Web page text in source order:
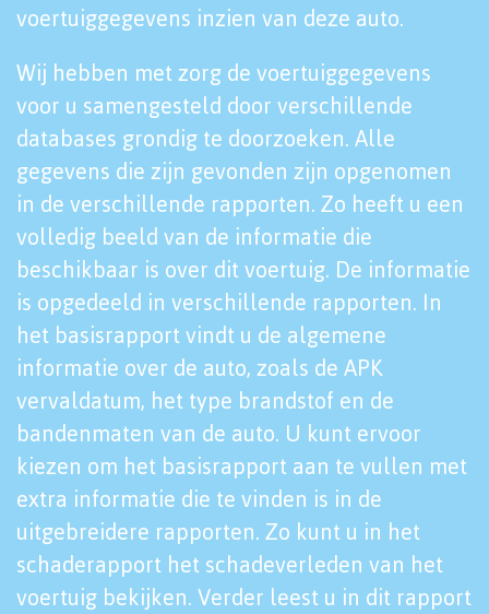
voertuiggegevens inzien van deze auto.
Wij hebben met zorg de voertuiggegevens
voor u samengesteld door verschillende
databases grondig te doorzoeken. Alle
gegevens die zijn gevonden zijn opgenomen
in de verschillende rapporten. Zo heeft u een
volledig beeld van de informatie die
beschikbaar is over dit voertuig. De informatie
is opgedeeld in verschillende rapporten. In
het basisrapport vindt u de algemene
informatie over de auto, zoals de APK
vervaldatum, het type brandstof en de
bandenmaten van de auto. U kunt ervoor
kiezen om het basisrapport aan te vullen met
extra informatie die te vinden is in de
uitgebreidere rapporten. Zo kunt u in het
schaderapport het schadeverleden van het
voertuig bekijken. Verder leest u in dit rapport